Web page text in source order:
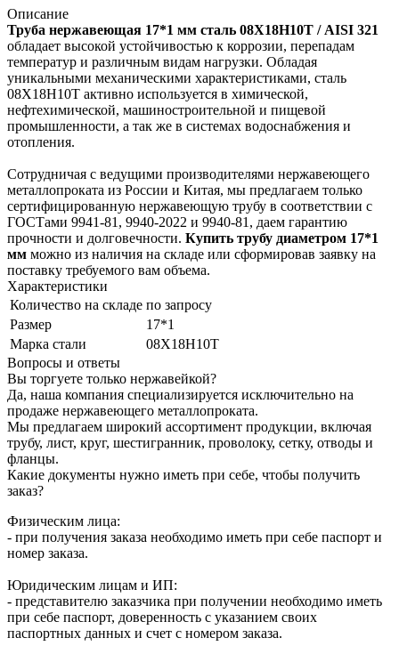
Описание
Труба нержавеющая 17*1 мм сталь 08Х18Н10Т / AISI 321
обладает высокой устойчивостью к коррозии, перепадам
температур и различным видам нагрузки. Обладая
уникальными механическими характеристиками, сталь
08Х18Н10Т активно используется в химической,
нефтехимической, машиностроительной и пищевой
промышленности, а так же в системах водоснабжения и
отопления.
Сотрудничая с ведущими производителями нержавеющего
металлопроката из России и Китая, мы предлагаем только
сертифицированную нержавеющую трубу в соответствии с
ГОСТами 9941-81, 9940-2022 и 9940-81, даем гарантию
прочности и долговечности. Купить трубу диаметром 17*1
мм можно из наличия на складе или сформировав заявку на
поставку требуемого вам объема.
Характеристики
Количество на складе по запросу
Размер
17*1
Марка стали
08Х18Н10Т
Вопросы и ответы
Вы торгуете только нержавейкой?
Да, наша компания специализируется исключительно на
продаже нержавеющего металлопроката.
Мы предлагаем широкий ассортимент продукции, включая
трубу, лист, круг, шестигранник, проволоку, сетку, отводы и
фланцы.
Какие документы нужно иметь при себе, чтобы получить
заказ?
Физическим лица:
- при получения заказа необходимо иметь при себе паспорт и
номер заказа.
Юридическим лицам и ИП:
- представителю заказчика при получении необходимо иметь
при себе паспорт, доверенность с указанием своих
паспортных данных и счет с номером заказа.